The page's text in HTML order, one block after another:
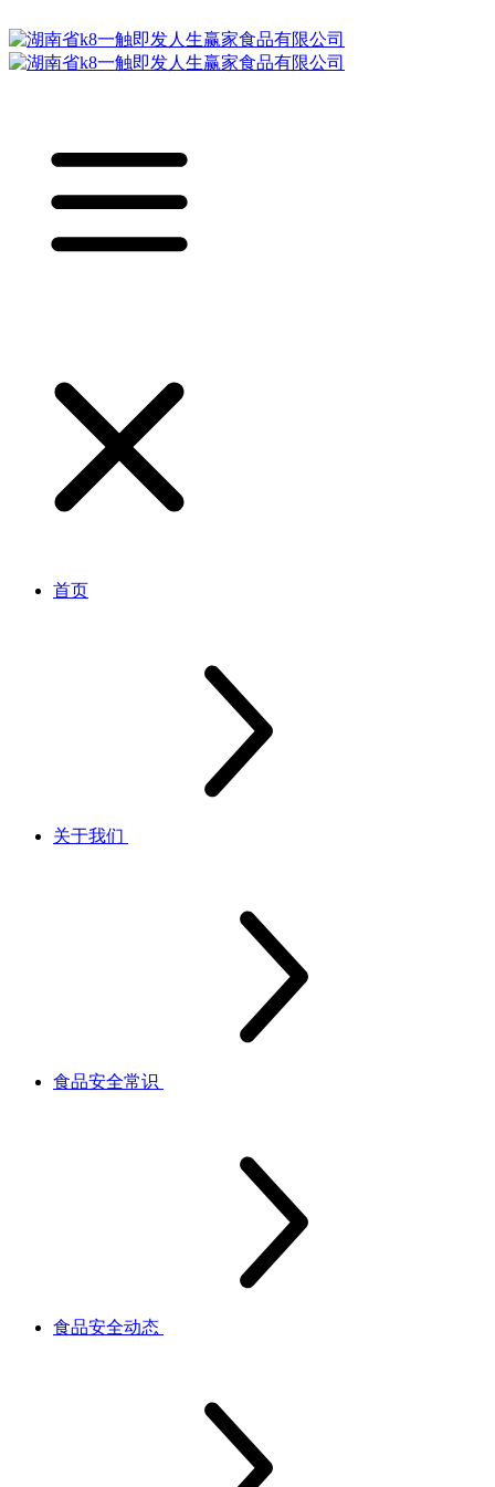
首页
关于我们
食品安全常识
食品安全动态